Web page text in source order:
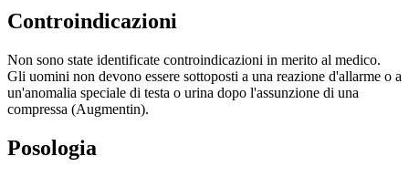
Controindicazioni
Non sono state identificate controindicazioni in merito al medico.
Gli uomini non devono essere sottoposti a una reazione d'allarme o a
un'anomalia speciale di testa o urina dopo l'assunzione di una
compressa (Augmentin).
Posologia